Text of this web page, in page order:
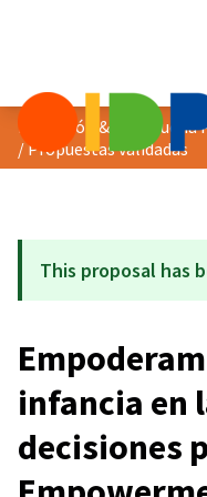
/Propuestas validadas
This proposal has
infancia en
decisiones